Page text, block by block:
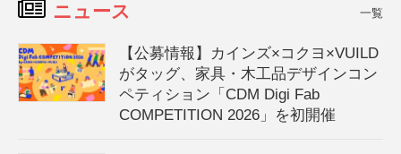
ニュース 一覧
【公募情報】カインズ×コクヨ×VUILD
がタッグ、家具・木工品デザインコン
ペティション「CDM Digi Fab
COMPETITION 2026」を初開催